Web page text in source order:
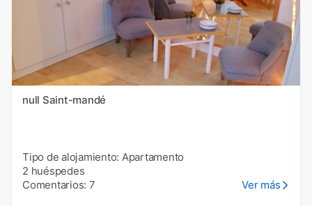
null Saint-mandé
Tipo de alojamiento: Apartamento
2 huéspedes
Comentarios: 7
Ver más